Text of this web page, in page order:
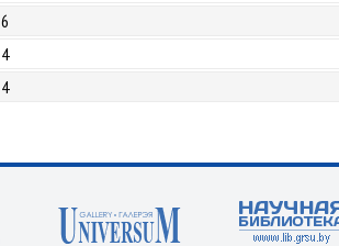
6
4
4